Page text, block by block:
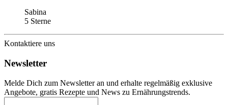
Sabina
5 Sterne
Kontaktiere uns
Newsletter
Melde Dich zum Newsletter an und erhalte regelmäßig exklusive
Angebote, gratis Rezepte und News zu Ernährungstrends.